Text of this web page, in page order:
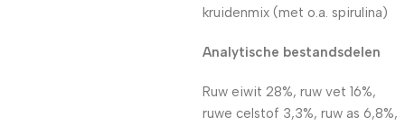
kruidenmix (met o.a. spirulina)
Analytische bestandsdelen
Ruw eiwit 28%, ruw vet 16%,
ruwe celstof 3,3%, ruw as 6,8%,